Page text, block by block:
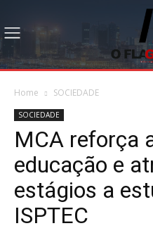
Home SOCIEDADE
SOCIEDADE
MCA reforça
educação e
estágios a
ISPTEC